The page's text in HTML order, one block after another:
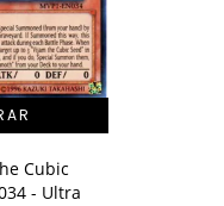
Cubic
- Ultra